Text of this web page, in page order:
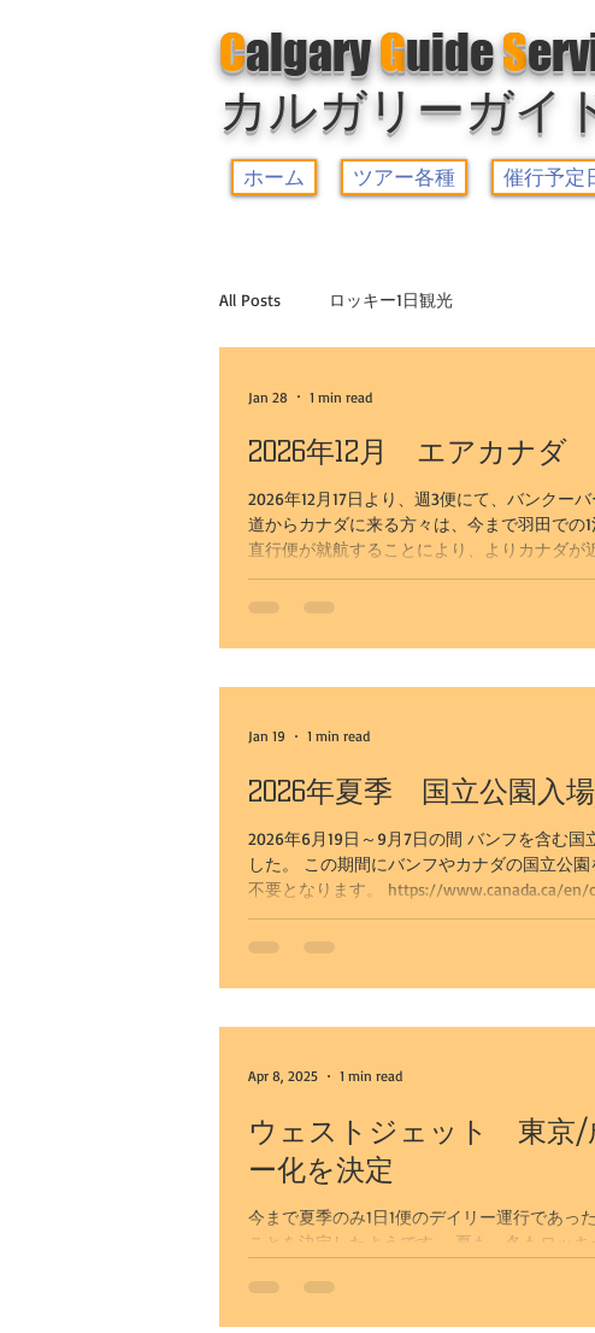
CalgaryGuideS
カルガリーガイ
ホーム ツアー各種 催行予定
All Posts ロッキー1日観光
ヨーホー国立公園観光+レイクルイーズゴ
ゆったり5大湖観光 ドラムヘラー1日
カルガリー発観光 お客様の声
ワイナリーツアー 恐竜州立公園
オリジナルツアー（専用車） カルガ
カルガリー空港送迎+バンフ観光
カルガリー発 レイクルイーズとモレーン湖
カルガリー空港送迎
2026年12月 エアカナダ
2026年12月17日より、週3便にて、バンクー
道からカナダに来る方々は、今まで羽田で
直行便が就航することにより、よりカナダ
バー11:10着/火・金・日 AC55 バンクーバー
2026年12月17日～2027年3月26日まで。
Jan 28 1 min read
2026年夏季 国立公園入
2026年6月19日～9月7日の間 バンフを含む
した。 この期間にバンフやカナダの国立公
不要となります。 https://www.canada.ca/
上記サイトのリンクを参照ください。
Jan 19 1 min read
ウェストジェット 東京/
ー化を決定
今まで夏季のみ1日1便のデイリー運行であ
ことを決定したようです。 夏も、冬もロッ
Apr 8, 2025 1 min read